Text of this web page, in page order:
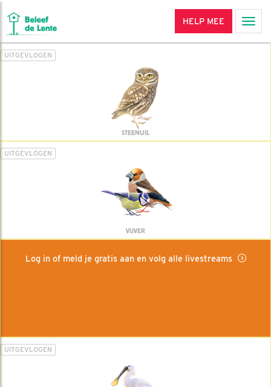
HELP MEE
UITGEVLOGEN
STEENUIL
UITGEVLOGEN
VIJVER
Log in of meld je gratis aan en volg alle livestreams
UITGEVLOGEN